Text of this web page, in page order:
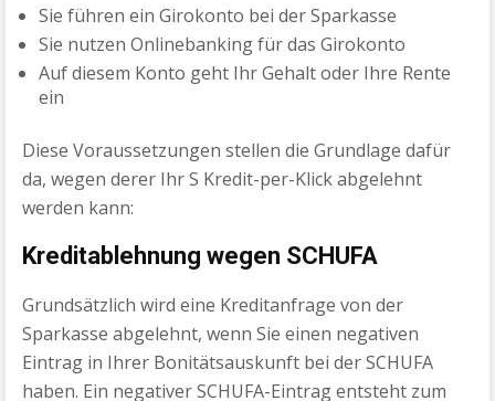
Sie führen ein Girokonto bei der Sparkasse
Sie nutzen Onlinebanking für das Girokonto
Auf diesem Konto geht Ihr Gehalt oder Ihre Rente
ein
Diese Voraussetzungen stellen die Grundlage dafür
da, wegen derer Ihr S Kredit-per-Klick abgelehnt
werden kann:
Kreditablehnung wegen SCHUFA
Grundsätzlich wird eine Kreditanfrage von der
Sparkasse abgelehnt, wenn Sie einen negativen
Eintrag in Ihrer Bonitätsauskunft bei der SCHUFA
haben. Ein negativer SCHUFA-Eintrag entsteht zum